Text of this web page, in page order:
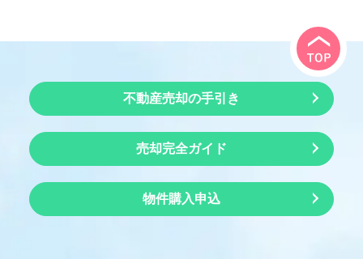
不動産売却の手引き
売却完全ガイド
物件購入申込